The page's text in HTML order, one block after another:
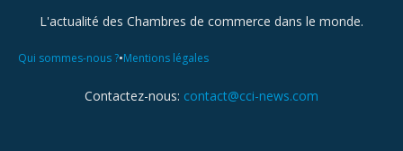
L'actualité des Chambres de commerce dans le monde.
Qui sommes-nous ?•Mentions légales
Contactez-nous: contact@cci-news.com